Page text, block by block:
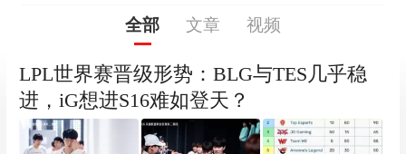
全部 文章 视频
LPL世界赛晋级形势：BLG与TES几乎稳
进，iG想进S16难如登天？